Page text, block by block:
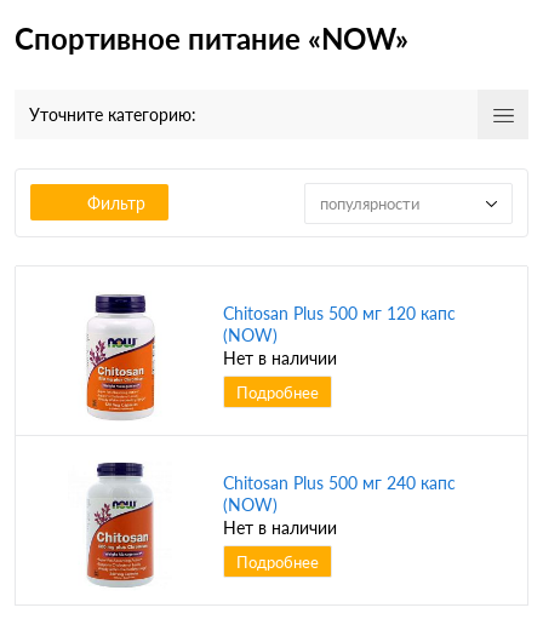
Спортивное питание «NOW»
Уточните категорию:
Фильтр популярности
Chitosan Plus 500 мг 120 капс
(NOW)
Нет в наличии
Подробнее
Chitosan Plus 500 мг 240 капс
(NOW)
Нет в наличии
Подробнее